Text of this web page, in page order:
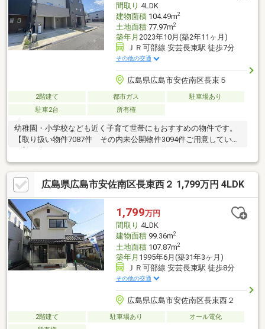
間取り 4LDK
建物面積104.49m2
土地面積77.97m2
築年月 2023年10月(築2年11ヶ月)
ＪＲ可部線 安芸長束駅 徒歩7分
その他の交通
広島県広島市安佐南区長束５
2階建て 都市ガス
駐車場あり
駐車2台
所有権
幼稚園・小学校なども近く子育て世帯にもおすすめの物件です。
【取り扱い物件7087件 その内未公開物件3094件ご用意していま
https://www.nitto-f.com/〇広島市立長束小学校まで 徒歩9分〇広
島市立長束中学校まで 徒歩13分〇長束保育園まで 徒歩5分〇
ローソン 広島長束五丁目店まで 徒歩5分〇マルシェー長束店ま
で 徒歩3分〇ドラッグストア マツモトキヨシ 広島長束店まで
徒歩5分〇JR安芸長束駅まで 徒歩7分
広島県広島市安佐南区長束西２ 1,799万円 4LDK
1,799万円
間取り 4LDK
建物面積99.36m2
土地面積107.87m2
築年月 1995年6月(築31年3ヶ月)
ＪＲ可部線 安芸長束駅 徒歩8分
その他の交通
広島県広島市安佐南区長束西２
2階建て 駐車場あり
オール電化